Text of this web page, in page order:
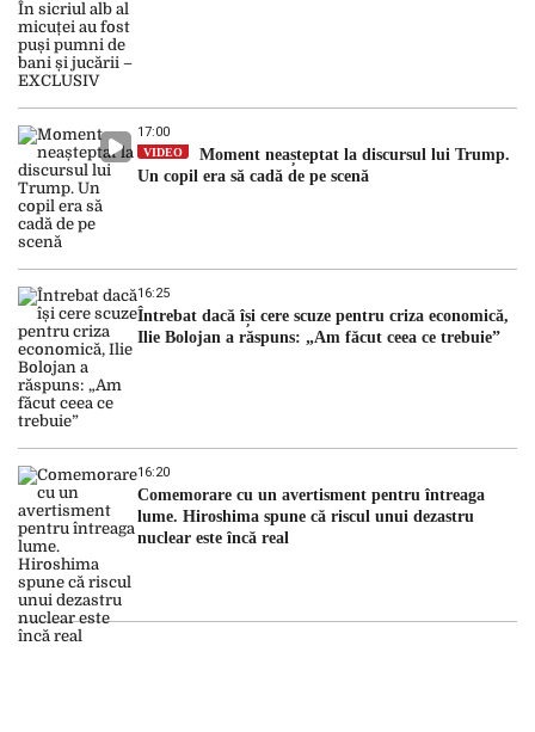
17:00
VIDEO
Moment neașteptat la discursul lui Trump.
Un copil era să cadă de pe scenă
16:25
Întrebat dacă își cere scuze pentru criza economică,
Ilie Bolojan a răspuns: „Am făcut ceea ce trebuie”
16:20
Comemorare cu un avertisment pentru întreaga
lume. Hiroshima spune că riscul unui dezastru
nuclear este încă real